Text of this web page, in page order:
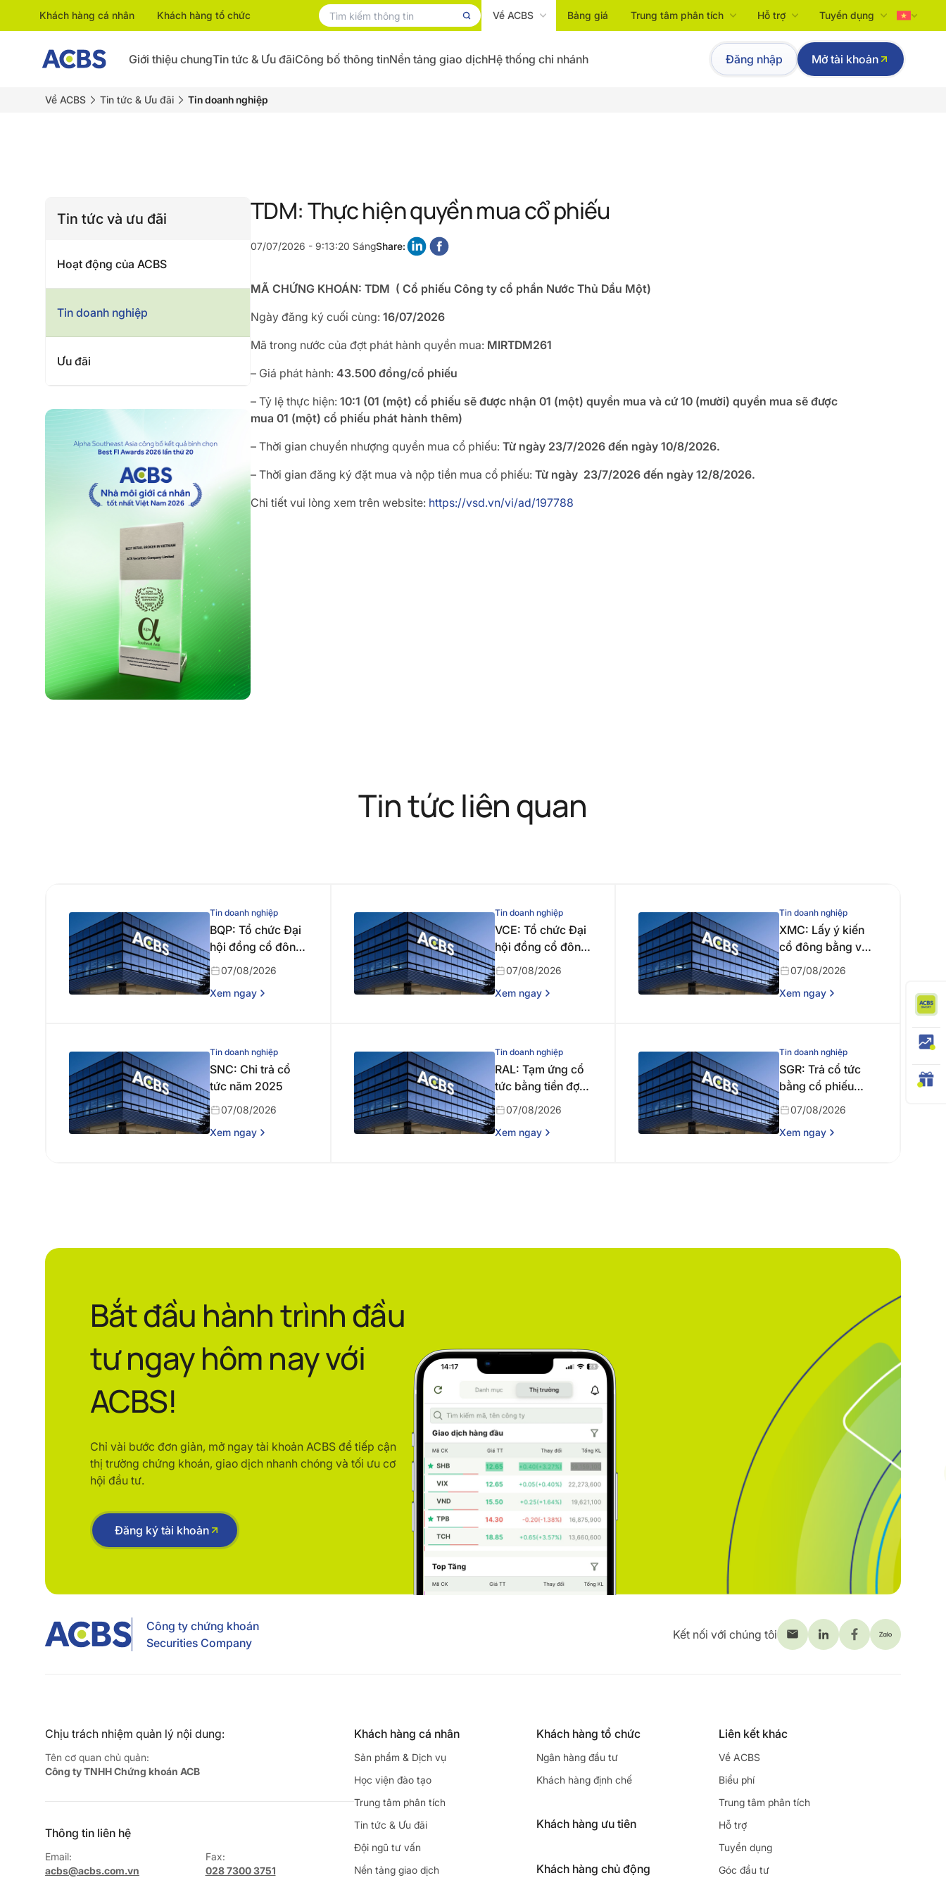
Khách hàng cá nhân Khách hàng tổ chức Về ACBS Bảng giá Trung tâm phân tích Hỗ trợ Tuyển dụng
Tiếng Việt
English
Giới thiệu chungTin tức & Ưu đãiCông bố thông tinNền tảng giao dịchHệ thống chi nhánh Đăng nhập Mở tài khoản
Về ACBS Tin tức & Ưu đãi Tin doanh nghiệp
Tin tức và ưu đãi
Hoạt động của ACBS
Tin doanh nghiệp
Ưu đãi
TDM: Thực hiện quyền mua cổ phiếu
07/07/2026 - 9:13:20 SángShare:
MÃ CHỨNG KHOÁN: TDM ( Cổ phiếu Công ty cổ phần Nước Thủ Dầu Một)
Ngày đăng ký cuối cùng: 16/07/2026
Mã trong nước của đợt phát hành quyền mua: MIRTDM261
– Giá phát hành: 43.500 đồng/cổ phiếu
– Tỷ lệ thực hiện: 10:1 (01 (một) cổ phiếu sẽ được nhận 01 (một) quyền mua và cứ 10 (mười) quyền mua sẽ được
mua 01 (một) cổ phiếu phát hành thêm)
– Thời gian chuyển nhượng quyền mua cổ phiếu: Từ ngày 23/7/2026 đến ngày 10/8/2026.
– Thời gian đăng ký đặt mua và nộp tiền mua cổ phiếu: Từ ngày 23/7/2026 đến ngày 12/8/2026.
Chi tiết vui lòng xem trên website: https://vsd.vn/vi/ad/197788
Tin tức liên quan
Tin doanh nghiệp
BQP: Tổ chức Đại
hội đồng cổ đông
thường niên năm
2026
07/08/2026
Xem ngay
Tin doanh nghiệp
VCE: Tổ chức Đại
hội đồng cổ đông
bất thường năm
2026 lần thứ nhất
07/08/2026
Xem ngay
Tin doanh nghiệp
XMC: Lấy ý kiến
cổ đông bằng văn
bản07/08/2026
Xem ngay
Tin doanh nghiệp
SNC: Chi trả cổ
tức năm 2025
07/08/2026
Xem ngay
Tin doanh nghiệp
RAL: Tạm ứng cổ
tức bằng tiền đợt 1
năm 2026
07/08/2026
Xem ngay
Tin doanh nghiệp
SGR: Trả cổ tức
bằng cổ phiếu
năm 2024
07/08/2026
Xem ngay
Bắt đầu hành trình đầu
tư ngay hôm nay với
ACBS!
Chỉ vài bước đơn giản, mở ngay tài khoản ACBS để tiếp cận
thị trường chứng khoán, giao dịch nhanh chóng và tối ưu cơ
hội đầu tư.
Đăng ký tài khoản
Công ty chứng khoán
Securities Company
Kết nối với chúng tôi
Chịu trách nhiệm quản lý nội dung:
Tên cơ quan chủ quản:
Công ty TNHH Chứng khoán ACB
Thông tin liên hệ
Email:
acbs@acbs.com.vn
Fax:
028 7300 3751
Khách hàng cá nhân
Sản phẩm & Dịch vụ
Học viện đào tạo
Trung tâm phân tích
Tin tức & Ưu đãi
Đội ngũ tư vấn
Nền tảng giao dịch
Khách hàng tổ chức
Ngân hàng đầu tư
Khách hàng định chế
Khách hàng ưu tiên
Khách hàng chủ động
Liên kết khác
Về ACBS
Biểu phí
Trung tâm phân tích
Hỗ trợ
Tuyển dụng
Góc đầu tư